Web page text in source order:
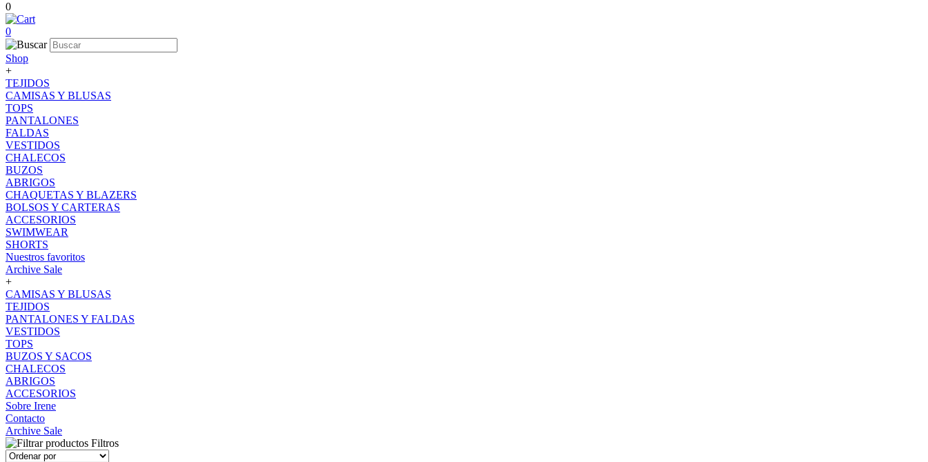
0
0
Shop
+
TEJIDOS
CAMISAS Y BLUSAS
TOPS
PANTALONES
FALDAS
VESTIDOS
CHALECOS
BUZOS
ABRIGOS
CHAQUETAS Y BLAZERS
BOLSOS Y CARTERAS
ACCESORIOS
SWIMWEAR
SHORTS
Nuestros favoritos
Archive Sale
+
CAMISAS Y BLUSAS
TEJIDOS
PANTALONES Y FALDAS
VESTIDOS
TOPS
BUZOS Y SACOS
CHALECOS
ABRIGOS
ACCESORIOS
Sobre Irene
Contacto
Archive Sale
Filtros